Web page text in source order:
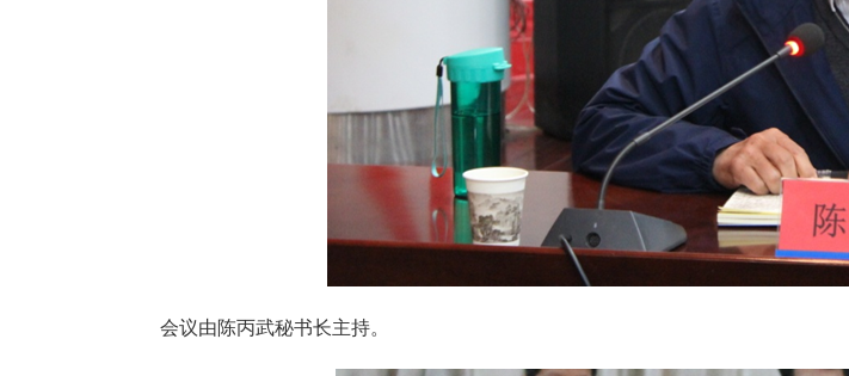
会议由陈丙武秘书长主持。